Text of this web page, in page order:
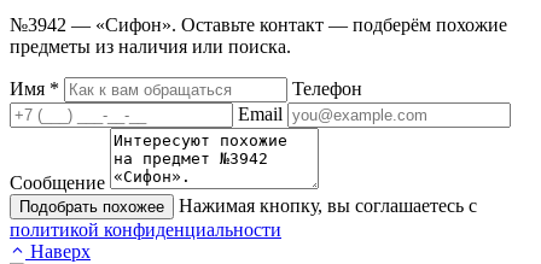
№3942 — «Сифон». Оставьте контакт — подберём похожие
предметы из наличия или поиска.
Имя *
Телефон
Email
Сообщение
Подобрать похожее
Нажимая кнопку, вы соглашаетесь с
политикой конфиденциальности
Наверх